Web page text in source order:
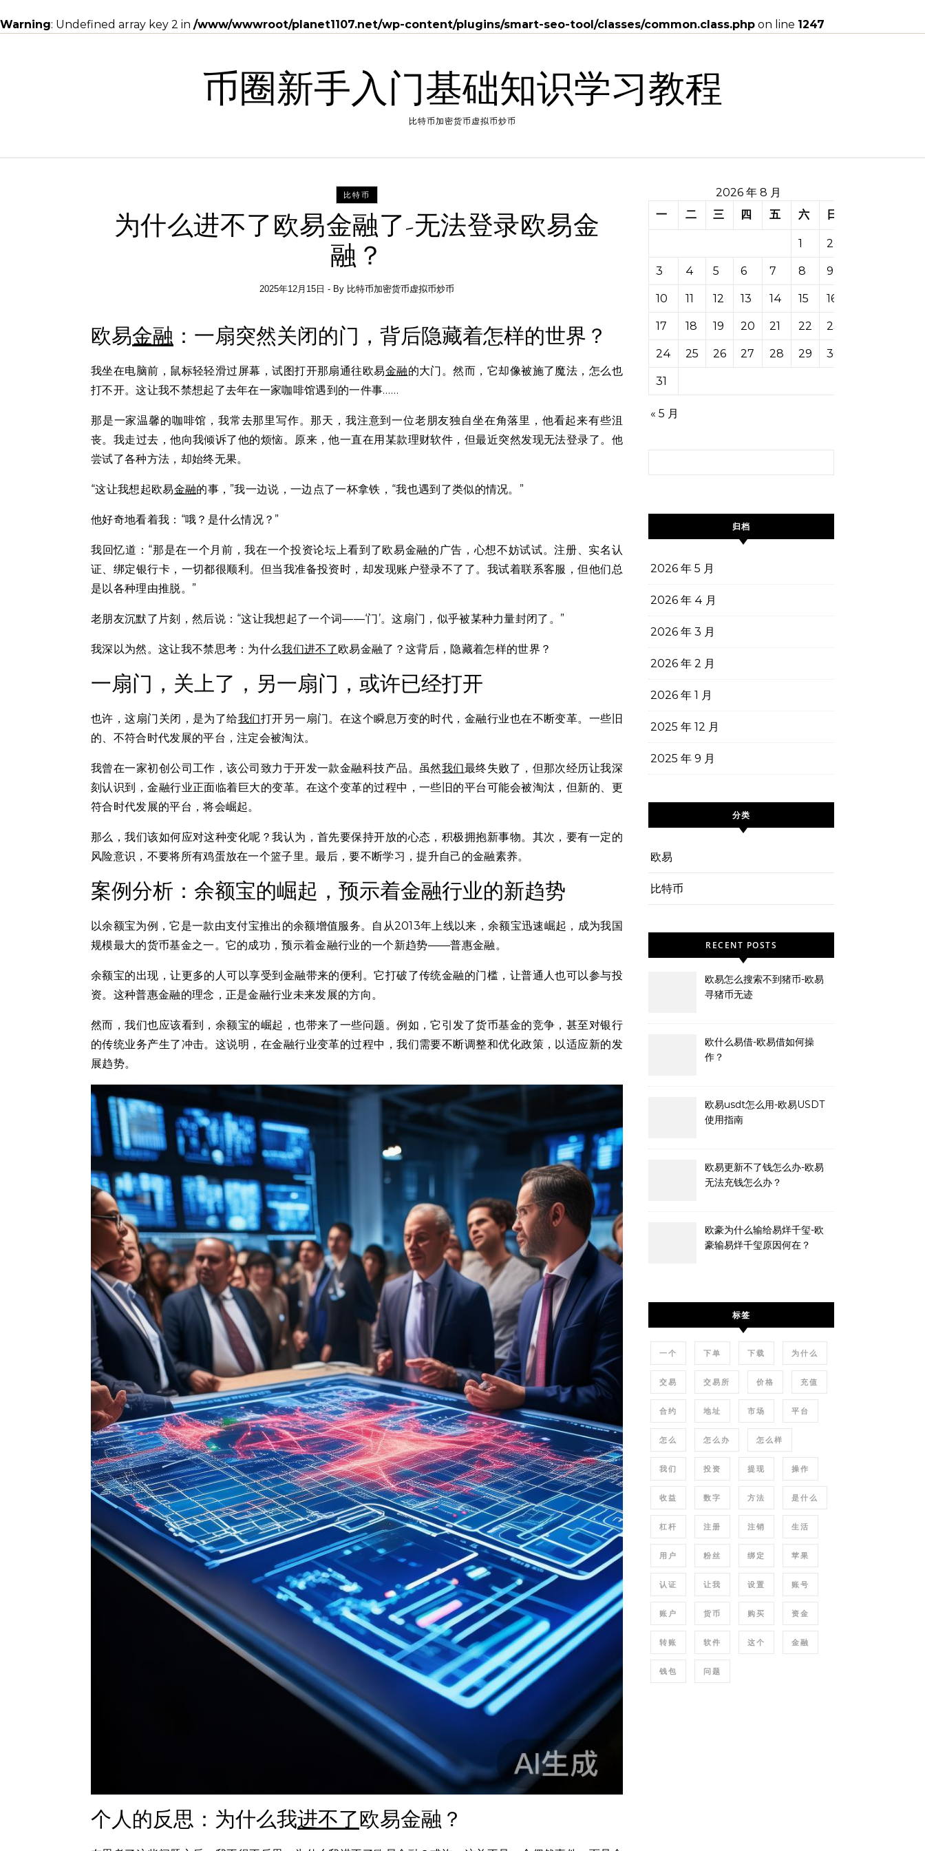
Warning: Undefined array key 2 in /www/wwwroot/planet1107.net/wp-content/plugins/smart-seo-tool/classes/common.class.php on line 1247
币圈新手入门基础知识学习教程
比特币加密货币虚拟币炒币
比特币
为什么进不了欧易金融了-无法登录欧易金
融？
2025年12月15日 - By 比特币加密货币虚拟币炒币
欧易金融 ：一扇突然关闭的门，背后隐藏着怎样的世界？
我坐在电脑前，鼠标轻轻滑过屏幕，试图打开那扇通往欧易金融的大门。然而，它却像被施了魔法，怎么也
打不开。这让我不禁想起了去年在一家咖啡馆遇到的一件事……
那是一家温馨的咖啡馆，我常去那里写作。那天，我注意到一位老朋友独自坐在角落里，他看起来有些沮
丧。我走过去，他向我倾诉了他的烦恼。原来，他一直在用某款理财软件，但最近突然发现无法登录了。他
尝试了各种方法，却始终无果。
“这让我想起欧易金融的事，”我一边说，一边点了一杯拿铁，“我也遇到了类似的情况。”
他好奇地看着我：“哦？是什么情况？”
我回忆道：“那是在一个月前，我在一个投资论坛上看到了欧易金融的广告，心想不妨试试。注册、实名认
证、绑定银行卡，一切都很顺利。但当我准备投资时，却发现账户登录不了了。我试着联系客服，但他们总
是以各种理由推脱。”
老朋友沉默了片刻，然后说：“这让我想起了一个词——‘门’。这扇门，似乎被某种力量封闭了。”
我深以为然。这让我不禁思考：为什么我们进不了欧易金融了？这背后，隐藏着怎样的世界？
一扇门，关上了，另一扇门，或许已经打开
也许，这扇门关闭，是为了给我们打开另一扇门。在这个瞬息万变的时代，金融行业也在不断变革。一些旧
的、不符合时代发展的平台，注定会被淘汰。
我曾在一家初创公司工作，该公司致力于开发一款金融科技产品。虽然我们最终失败了，但那次经历让我深
刻认识到，金融行业正面临着巨大的变革。在这个变革的过程中，一些旧的平台可能会被淘汰，但新的、更
符合时代发展的平台，将会崛起。
那么，我们该如何应对这种变化呢？我认为，首先要保持开放的心态，积极拥抱新事物。其次，要有一定的
风险意识，不要将所有鸡蛋放在一个篮子里。最后，要不断学习，提升自己的金融素养。
案例分析：余额宝的崛起，预示着金融行业的新趋势
以余额宝为例，它是一款由支付宝推出的余额增值服务。自从2013年上线以来，余额宝迅速崛起，成为我国
规模最大的货币基金之一。它的成功，预示着金融行业的一个新趋势——普惠金融。
余额宝的出现，让更多的人可以享受到金融带来的便利。它打破了传统金融的门槛，让普通人也可以参与投
资。这种普惠金融的理念，正是金融行业未来发展的方向。
然而，我们也应该看到，余额宝的崛起，也带来了一些问题。例如，它引发了货币基金的竞争，甚至对银行
的传统业务产生了冲击。这说明，在金融行业变革的过程中，我们需要不断调整和优化政策，以适应新的发
展趋势。
个人的反思：为什么我进不了欧易金融？
2026 年 8 月
一
二 三 四 五 六 日
1 2
3 4 5 6 7 8 9
10 11 12 13 14 15 16
17 18 19 20 21 22 23
24 25 26 27 28 29 30
31
« 5 月
归档
2026 年 5 月
2026 年 4 月
2026 年 3 月
2026 年 2 月
2026 年 1 月
2025 年 12 月
2025 年 9 月
分类
欧易
比特币
RECENT POSTS
欧易怎么搜索不到猪币-欧易
寻猪币无迹
欧什么易借-欧易借如何操
作？
欧易usdt怎么用-欧易USDT
使用指南
欧易更新不了钱怎么办-欧易
无法充钱怎么办？
欧豪为什么输给易烊千玺-欧
豪输易烊千玺原因何在？
标签
一个 下单 下载 为什么
交易 交易所 价格 充值
合约 地址 市场 平台
怎么 怎么办 怎么样
我们 投资 提现 操作
收益 数字 方法 是什么
杠杆 注册 注销 生活
用户 粉丝 绑定 苹果
认证 让我 设置 账号
账户 货币 购买 资金
转账 软件 这个 金融
钱包 问题